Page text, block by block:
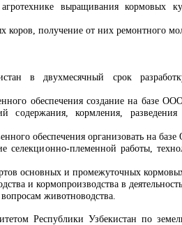
выращивания кормовых
коров, получение от них ремонтного
в двухмесячный срок
обеспечения создание на базе
содержания, кормления,
обеспечения организовать на
селекционно-племенной работы,
основных и промежуточных
и кормопроизводства в
животноводства.
Республики Узбекистан по